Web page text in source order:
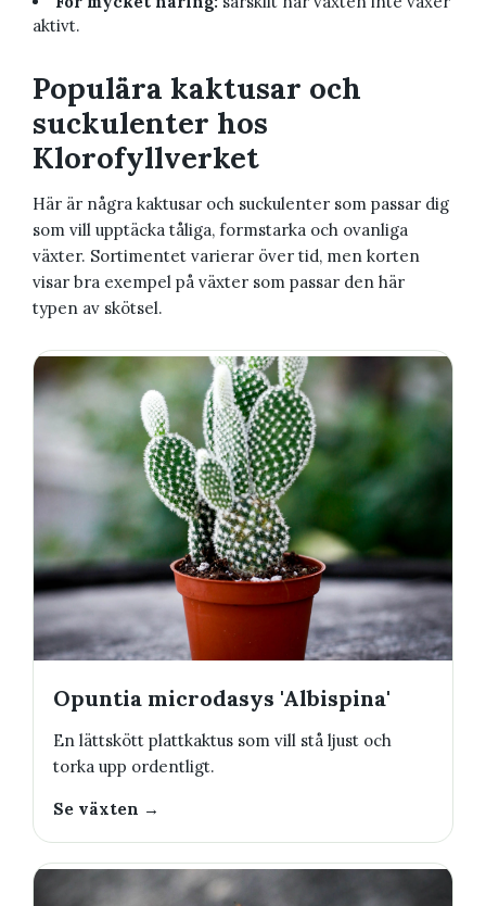
aktivt.
Populära kaktusar och
suckulenter hos
Klorofyllverket
Här är några kaktusar och suckulenter som passar dig
som vill upptäcka tåliga, formstarka och ovanliga
växter. Sortimentet varierar över tid, men korten
visar bra exempel på växter som passar den här
typen av skötsel.
Opuntia microdasys 'Albispina'
En lättskött plattkaktus som vill stå ljust och
torka upp ordentligt.
Se växten →